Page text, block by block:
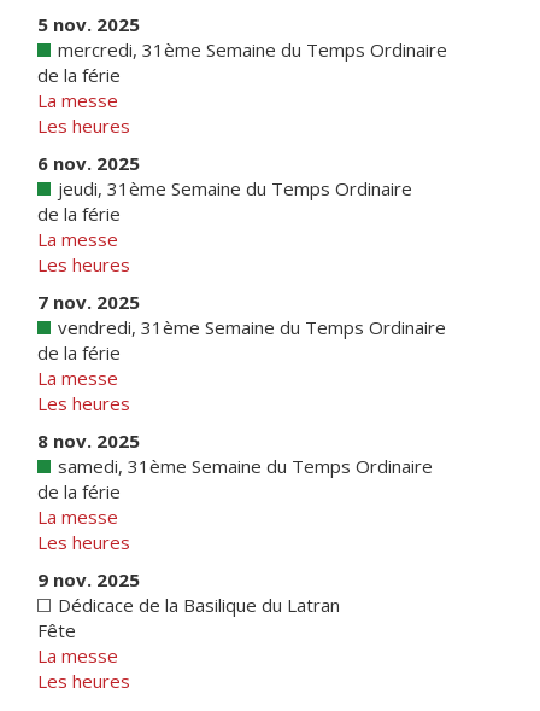
5 nov. 2025
mercredi, 31ème Semaine du Temps Ordinaire
de la férie
La messe
Les heures
6 nov. 2025
jeudi, 31ème Semaine du Temps Ordinaire
de la férie
La messe
Les heures
7 nov. 2025
vendredi, 31ème Semaine du Temps Ordinaire
de la férie
La messe
Les heures
8 nov. 2025
samedi, 31ème Semaine du Temps Ordinaire
de la férie
La messe
Les heures
9 nov. 2025
Dédicace de la Basilique du Latran
Fête
La messe
Les heures